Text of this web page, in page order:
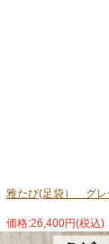
雅たび(足袋） グ
価格:26,400円(税込)